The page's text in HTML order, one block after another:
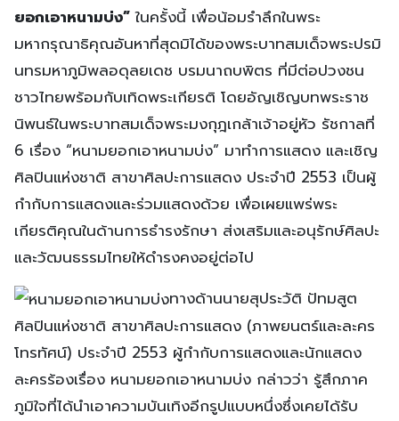
ยอกเอาหนามบ่ง”ในครั้งนี้ เพื่อน้อมรำลึกในพระ
มหากรุณาธิคุณอันหาที่สุดมิได้ของพระบาทสมเด็จพระปรมิ
นทรมหาภูมิพลอดุลยเดช บรมนาถบพิตร ที่มีต่อปวงชน
ชาวไทยพร้อมกับเทิดพระเกียรติ โดยอัญเชิญบทพระราช
นิพนธ์ในพระบาทสมเด็จพระมงกุฎเกล้าเจ้าอยู่หัว รัชกาลที่
6 เรื่อง “หนามยอกเอาหนามบ่ง” มาทำการแสดง และเชิญ
ศิลปินแห่งชาติ สาขาศิลปะการแสดง ประจำปี 2553 เป็นผู้
กำกับการแสดงและร่วมแสดงด้วย เพื่อเผยแพร่พระ
เกียรติคุณในด้านการธำรงรักษา ส่งเสริมและอนุรักษ์ศิลปะ
และวัฒนธรรมไทยให้ดำรงคงอยู่ต่อไป
ทางด้านนายสุประวัติ ปัทมสูต
ศิลปินแห่งชาติ สาขาศิลปะการแสดง (ภาพยนตร์และละคร
โทรทัศน์) ประจำปี 2553 ผู้กำกับการแสดงและนักแสดง
ละครร้องเรื่อง หนามยอกเอาหนามบ่ง กล่าวว่า รู้สึกภาค
ภูมิใจที่ได้นำเอาความบันเทิงอีกรูปแบบหนึ่งซึ่งเคยได้รับ